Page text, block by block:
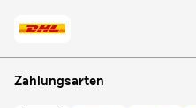
Zahlungsarten